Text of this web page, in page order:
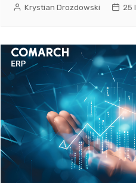
Krystian Drozdowski 25